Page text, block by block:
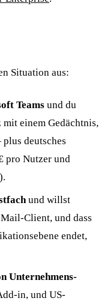
Situation aus:
Teams und du
einem Gedächtnis,
deutsches
pro Nutzer und
und willst
Client, und dass
endet,
Unternehmens-
in, und US-